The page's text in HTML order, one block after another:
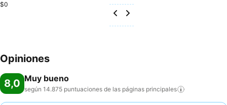
$0
Opiniones
8,0 Muy bueno
según 14.875 puntuaciones de las páginas principales